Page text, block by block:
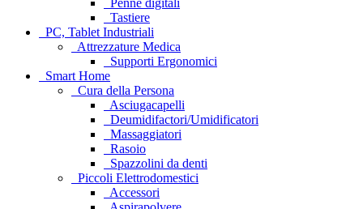
Tastiere
PC, Tablet Industriali
Attrezzature Medica
Supporti Ergonomici
Smart Home
Cura della Persona
Asciugacapelli
Deumidifactori/Umidificatori
Massaggiatori
Rasoio
Spazzolini da denti
Piccoli Elettrodomestici
Accessori